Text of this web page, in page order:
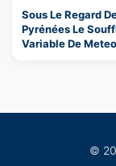
Sous Le Regard
Pyrénées Le
Variable De
©